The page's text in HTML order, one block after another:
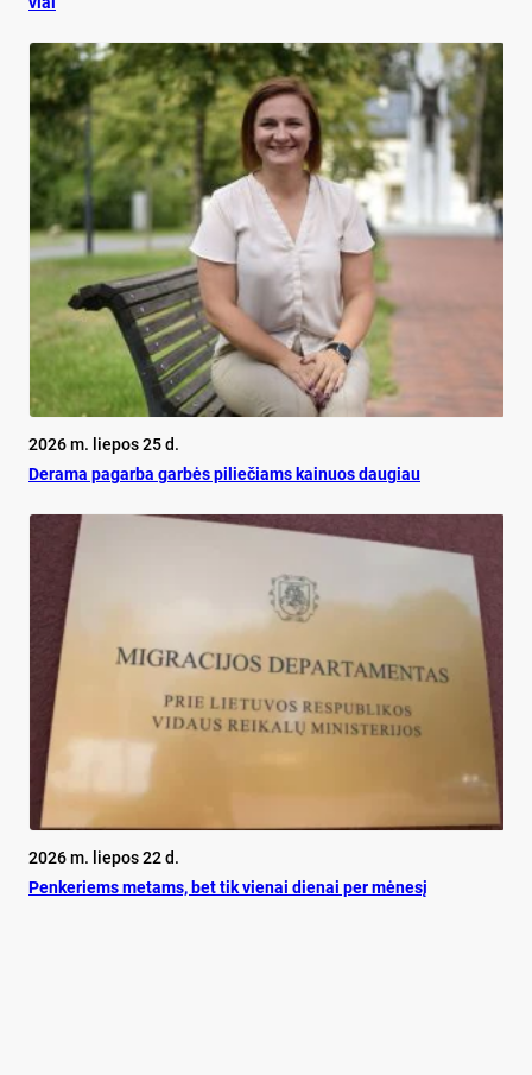
2026 m. liepos 25 d.
De­ra­ma pa­gar­ba gar­bės pi­lie­čiams kai­nuos dau­giau
2026 m. liepos 22 d.
Pen­ke­riems me­tams, bet tik vie­nai die­nai per mė­ne­sį